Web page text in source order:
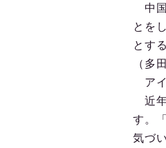
中国
とを
とす
（多
アイ
近年
す。
気づ